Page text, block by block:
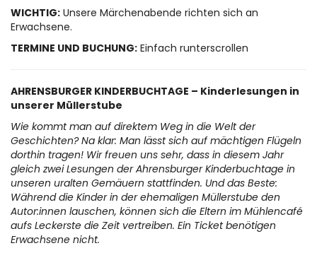
WICHTIG: Unsere Märchenabende richten sich an
Erwachsene.
TERMINE UND BUCHUNG: Einfach runterscrollen
AHRENSBURGER KINDERBUCHTAGE – Kinderlesungen in
unserer Müllerstube
Wie kommt man auf direktem Weg in die Welt der
Geschichten? Na klar: Man lässt sich auf mächtigen Flügeln
dorthin tragen! Wir freuen uns sehr, dass in diesem Jahr
gleich zwei Lesungen der Ahrensburger Kinderbuchtage in
unseren uralten Gemäuern stattfinden. Und das Beste:
Während die Kinder in der ehemaligen Müllerstube den
Autor:innen lauschen, können sich die Eltern im Mühlencafé
aufs Leckerste die Zeit vertreiben. Ein Ticket benötigen
Erwachsene nicht.